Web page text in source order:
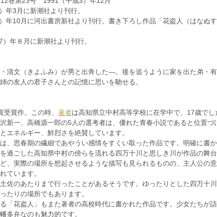
年3月に新潮社より刊行。
年10月に河出書房新社より刊行。書き下ろし作品「花盗人（はなぬ
月に新潮社より刊行。
清文（きよふみ）が男と出奔した―。後を追うように家を出た弟・
の友人の君子さんとの記憶に思いを馳せる。
賞作。この時、 著者は高知県立中村高等学校に在学中で、17歳で
新一、高橋源一郎の5人の選考者は、優れた青春小説であると位置づ
エネルギー、鮮烈さを絶賛しています。
、思春期の繊細であやうい感情をすくい取った作品です。明確に書
過ごした高知県中村の傍らを流れる四万十川と思しき川が作品の舞
、実際の場所を想起させるような描写も見られるものの、主人公の
ています。
佐のあたりまで行ったことがあるそうです。ゆったりとした四万十
たりの場所でもあります。
「花盗人」もまた著者の高校時代に書かれた作品です。少女たちが
多弁なのも魅力的です。